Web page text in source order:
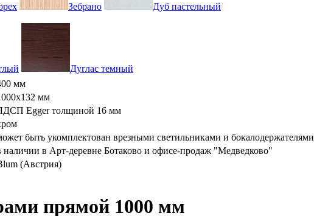
Зебрано
Дуб пастельный
Дуглас темный
мм
мм
Egger толщиной 16 мм
быть укомплектован врезными светильниками и бокалодержателями
наличии в Арт-деревне Ботаково и офисе-продаж "Медведково"
(Австрия)
прямой 1000 мм